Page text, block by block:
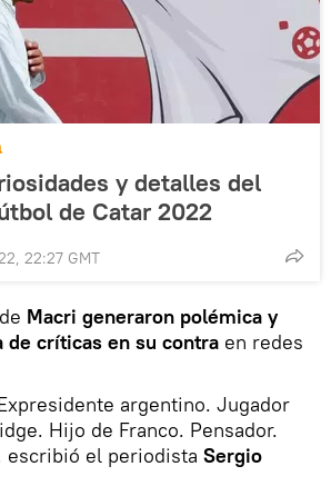
y detalles del
de Catar 2022
22:27 GMT
Macri generaron polémica y
de críticas en su contra en redes
argentino. Jugador
Hijo de Franco. Pensador.
escribió el periodista Sergio